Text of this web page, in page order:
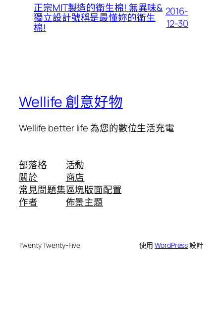
正宗MIT製造的衛生棉! 無異味&
獨立設計號稱是最懂妳的衛生
棉!
2016-
12-30
Wellife 創意好物
Wellife better life 為您的數位生活充電
部落格
關於
常見問題集
作者
活動
商店
區塊版面配置
佈景主題
Twenty Twenty-Five 使用WordPress設計